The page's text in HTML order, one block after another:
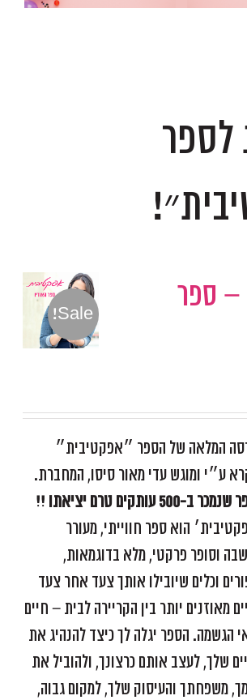
לספר
Sale!
– ספר
המלאה של הספר ״אפקטיבית״
ע״י ומוגש עדי מאור סיסו, המחברת.
ב-500 עותקים טרם יציאתו !!
הוא ספר חווייתי, מעורר
וסופר פרקטי, מלא בדוגמאות,
וכלים שיובילו אותך צעד אחר צעד
מאוזנים יותר בין הקריירה לבית – חיים
הגשמה. הספר יגלה לך כיצד להנהיג את
שלך, לעצב אותם כרצונך, ולהוביל את
משפחתך והעיסוק שלך, למקום גבוה,